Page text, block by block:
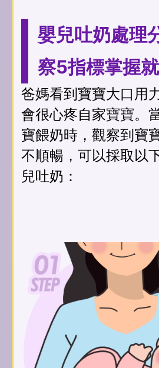
嬰兒吐奶處理
察5指標掌握
爸媽看到寶寶大口用
會很心疼自家寶寶。
寶餵奶時，觀察到寶
不順暢，可以採取以
兒吐奶：